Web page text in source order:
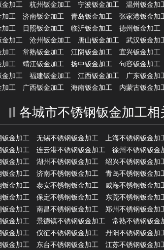
金加工 杭州钣金加工 宁波钣金加工 温州钣金加
加工 济南钣金加工 青岛钣金加工 张家港钣金加
加工 日照钣金加工 临沂钣金加工 德州钣金加工
金加工 沧州钣金加工 唐山钣金加工 武汉钣金加
加工 常熟钣金加工 江阴钣金加工 宜兴钣金加工
加工 靖江钣金加工 扬中钣金加工 句容钣金加工
金加工 福建钣金加工 江西钣金加工 广东钣金加
加工 广西钣金加工 海南钣金加工 内蒙古钣金加
各城市不锈钢钣金加工相
金加工 无锡不锈钢钣金加工 上海不锈钢钣金加
金加工 连云港不锈钢钣金加工 徐州不锈钢钣金
金加工 湖州不锈钢钣金加工 绍兴不锈钢钣金加
金加工 济南不锈钢钣金加工 青岛不锈钢钣金加
金加工 泰安不锈钢钣金加工 威海不锈钢钣金加
金加工 保定不锈钢钣金加工 东莞不锈钢钣金加
金加工 南昌不锈钢钣金加工 郑州不锈钢钣金加
钣金加工 景德镇不锈钢钣金加工 常熟不锈钢钣金
金加工 仪征不锈钢钣金加工 丹阳不锈钢钣金加
金加工 东台不锈钢钣金加工 江苏不锈钢钣金加